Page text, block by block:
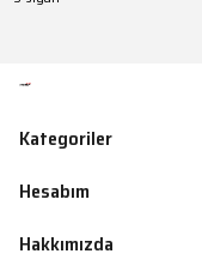
Kategoriler
Hesabım
Hakkımızda